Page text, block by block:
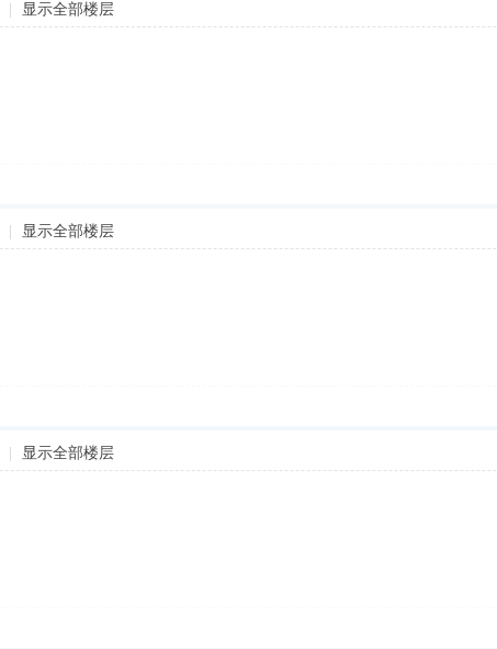
显示全部楼层
显示全部楼层
显示全部楼层